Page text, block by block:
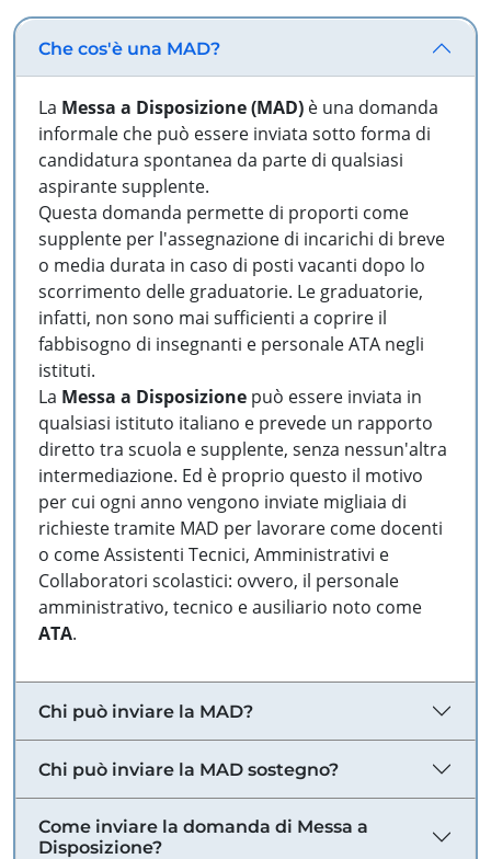
Che cos'è una MAD?
La Messa a Disposizione (MAD) è una domanda
informale che può essere inviata sotto forma di
candidatura spontanea da parte di qualsiasi
aspirante supplente.
Questa domanda permette di proporti come
supplente per l'assegnazione di incarichi di breve
o media durata in caso di posti vacanti dopo lo
scorrimento delle graduatorie. Le graduatorie,
infatti, non sono mai sufficienti a coprire il
fabbisogno di insegnanti e personale ATA negli
istituti.
La Messa a Disposizione può essere inviata in
qualsiasi istituto italiano e prevede un rapporto
diretto tra scuola e supplente, senza nessun'altra
intermediazione. Ed è proprio questo il motivo
per cui ogni anno vengono inviate migliaia di
richieste tramite MAD per lavorare come docenti
o come Assistenti Tecnici, Amministrativi e
Collaboratori scolastici: ovvero, il personale
amministrativo, tecnico e ausiliario noto come
ATA.
Chi può inviare la MAD?
Chi può inviare la MAD sostegno?
Come inviare la domanda di Messa a
Disposizione?